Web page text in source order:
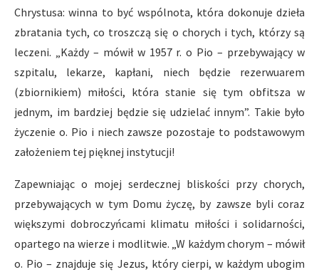
Chrystusa: winna to być wspólnota, która dokonuje dzieła
zbratania tych, co troszczą się o chorych i tych, którzy są
leczeni. „Każdy – mówił w 1957 r. o Pio – przebywający w
szpitalu, lekarze, kapłani, niech będzie rezerwuarem
(zbiornikiem) miłości, która stanie się tym obfitsza w
jednym, im bardziej będzie się udzielać innym”. Takie było
życzenie o. Pio i niech zawsze pozostaje to podstawowym
założeniem tej pięknej instytucji!
Zapewniając o mojej serdecznej bliskości przy chorych,
przebywających w tym Domu życzę, by zawsze byli coraz
większymi dobroczyńcami klimatu miłości i solidarności,
opartego na wierze i modlitwie. „W każdym chorym – mówił
o. Pio – znajduje się Jezus, który cierpi, w każdym ubogim